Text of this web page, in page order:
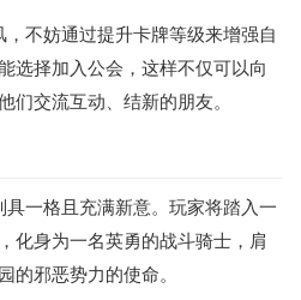
不妨通过提升卡牌等级来增强自
选择加入公会，这样不仅可以向
们交流互动、结新的朋友。
一格且充满新意。玩家将踏入一
化身为一名英勇的战斗骑士，肩
的邪恶势力的使命。